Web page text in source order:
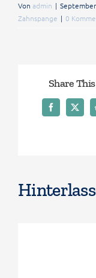
Von admin |
Zahnspange | 0
Share
Facebook
X